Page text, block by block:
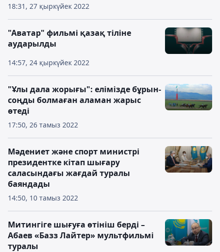
18:31, 27 қыркүйек 2022
14:57, 24 қыркүйек 2022
"Аватар" фильмі қазақ тіліне
аударылды
17:50, 26 тамыз 2022
"Ұлы дала жорығы": елімізде бұрын-
соңды болмаған аламан жарыс
өтеді
14:50, 10 тамыз 2022
Мәдениет және спорт министрі
президентке кітап шығару
саласындағы жағдай туралы
баяндады
Митингіге шығуға өтініш берді –
Абаев «Базз Лайтер» мультфильмі
туралы